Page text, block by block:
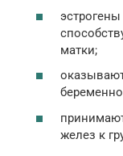
матки;
желез к